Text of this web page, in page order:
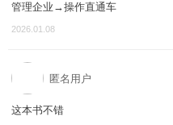
管理企业→操作直通车
2026.01.08
匿名用户
这本书不错